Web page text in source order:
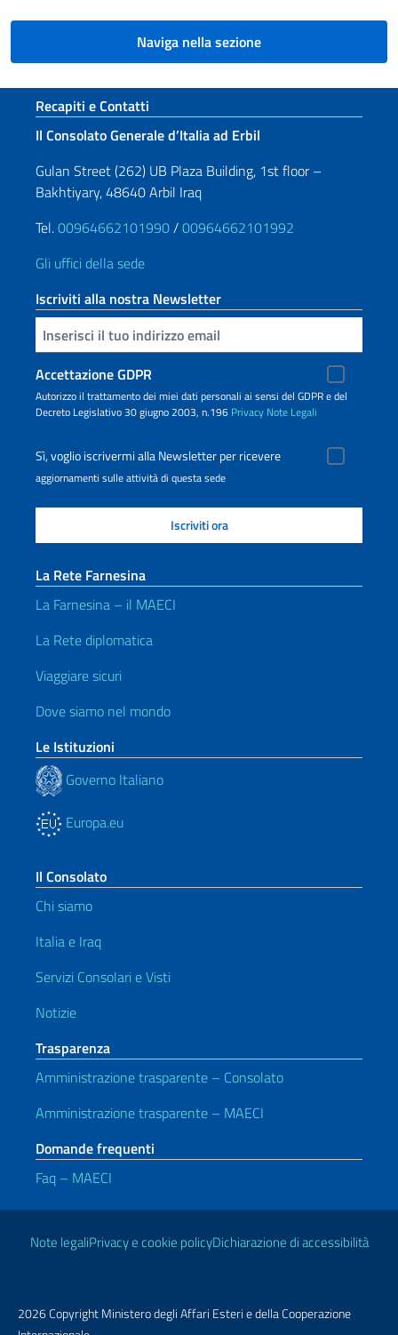
Naviga nella sezione
Sezione footer
Recapiti e Contatti
Il Consolato Generale d’Italia ad Erbil
Gulan Street (262) UB Plaza Building, 1st floor –
Bakhtiyary, 48640 Arbil Iraq
Tel.00964662101990/00964662101992
Gli uffici della sede
Iscriviti alla nostra Newsletter
Inserisci la tua email
Accettazione GDPR
Autorizzo il trattamento dei miei dati personali ai sensi del GDPR e del
Decreto Legislativo 30 giugno 2003, n.196 Privacy Note Legali
Sì, voglio iscrivermi alla Newsletter per ricevere
aggiornamenti sulle attività di questa sede
La Rete Farnesina
La Farnesina – il MAECI
La Rete diplomatica
Viaggiare sicuri
Dove siamo nel mondo
Le Istituzioni
Governo Italiano
Europa.eu
Il Consolato
Chi siamo
Italia e Iraq
Servizi Consolari e Visti
Notizie
Trasparenza
Amministrazione trasparente – Consolato
Amministrazione trasparente – MAECI
Domande frequenti
Faq – MAECI
Link Utili
Note legaliPrivacy e cookie policyDichiarazione di accessibilità
2026 Copyright Ministero degli Affari Esteri e della Cooperazione